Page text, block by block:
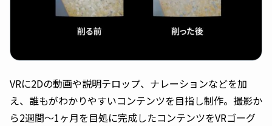
VRに2Dの動画や説明テロップ、ナレーションなどを加
え、誰もがわかりやすいコンテンツを目指し制作。撮影か
ら2週間〜1ヶ月を目処に完成したコンテンツをVRゴーグ